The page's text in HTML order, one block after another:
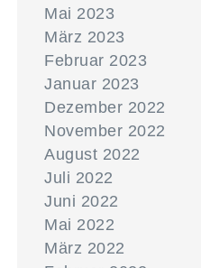
Mai 2023
März 2023
Februar 2023
Januar 2023
Dezember 2022
November 2022
August 2022
Juli 2022
Juni 2022
Mai 2022
März 2022